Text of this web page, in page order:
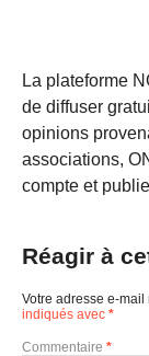
La plateforme
de diffuser
opinions
associations,
compte et
Réagir à
Votre adresse e-
indiqués avec *
Commentaire *